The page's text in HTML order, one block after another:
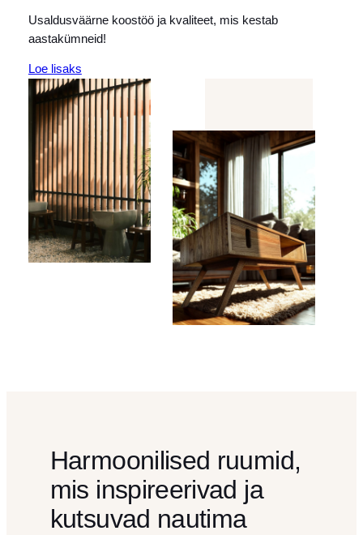
Usaldusväärne koostöö ja kvaliteet, mis kestab
aastakümneid!
Loe lisaks
Harmoonilised ruumid,
mis inspireerivad ja
kutsuvad nautima